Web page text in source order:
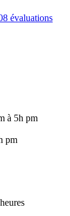
évaluations
à 5h pm
pm